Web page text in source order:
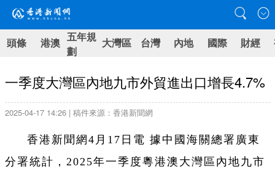
頭條 港澳 五年規
劃
大灣區 台灣 內地 國際 財經
一季度大灣區內地九市外貿進出口增長4.7%
2025-04-17 14:26 | 稿件來源：香港新聞網
香港新聞網4月17日電 據中國海關總署廣東
分署統計，2025年一季度粵港澳大灣區內地九市